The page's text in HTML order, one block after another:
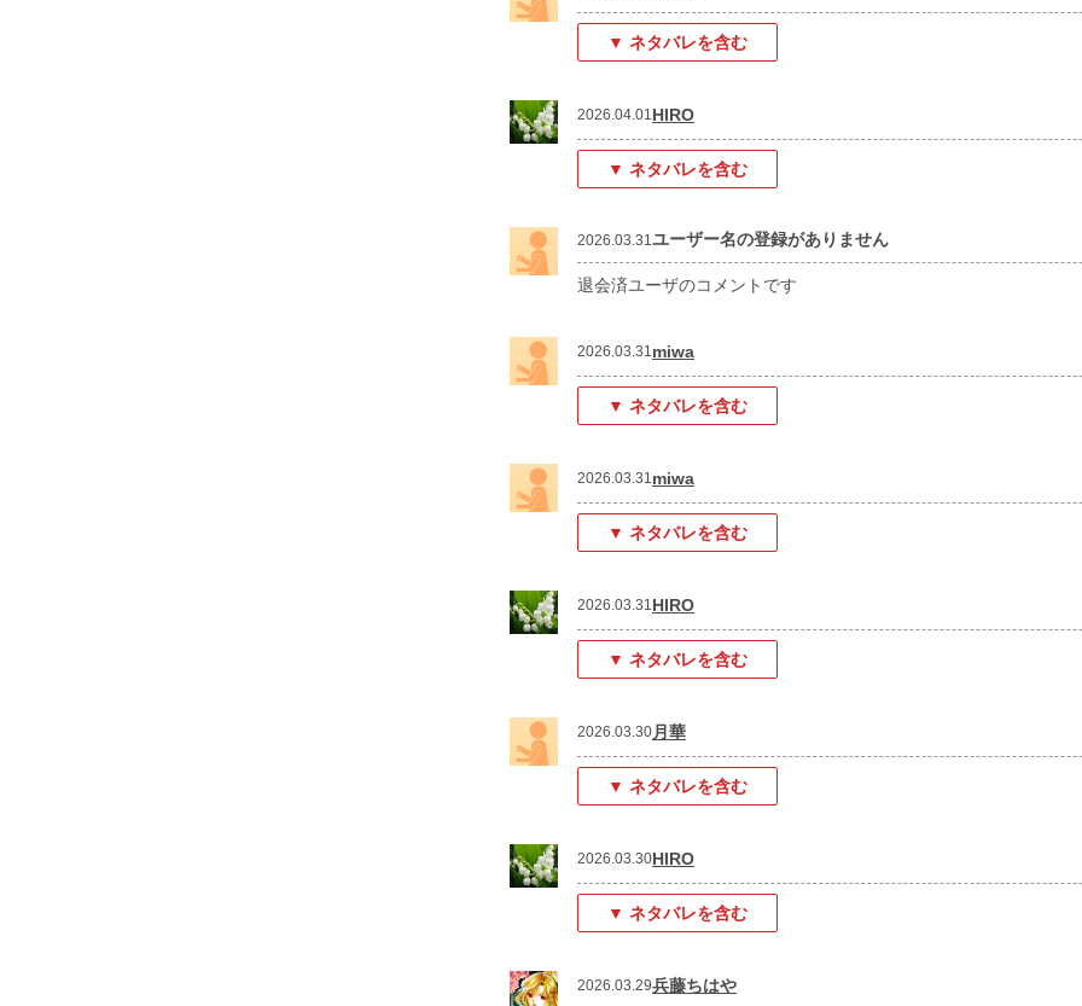
▼ ネタバレを含む
2026.04.01HIRO
▼ ネタバレを含む
2026.03.31 ユーザー名の登録がありません
退会済ユーザのコメントです
2026.03.31miwa
▼ ネタバレを含む
2026.03.31miwa
▼ ネタバレを含む
2026.03.31HIRO
▼ ネタバレを含む
2026.03.30 月華
▼ ネタバレを含む
2026.03.30HIRO
▼ ネタバレを含む
2026.03.29兵藤ちはや